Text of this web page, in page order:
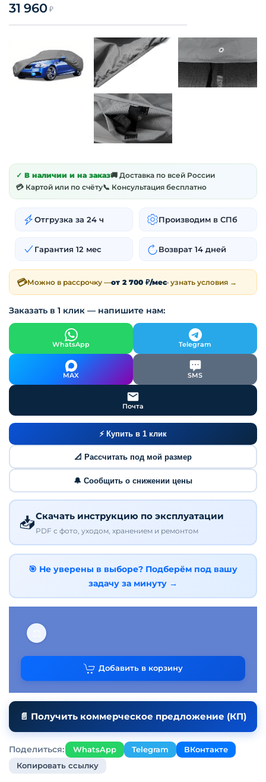
31 960 ₽
✓ В наличии и на заказ🚚 Доставка по всей России
💳 Картой или по счёту📞 Консультация бесплатно
Отгрузка за 24 ч Производим в СПб
Гарантия 12 мес Возврат 14 дней
💳Можно в рассрочку —от 2 700 ₽/мес· узнать условия →
Заказать в 1 клик — напишите нам:
WhatsApp Telegram
MAX SMS
Почта
⚡ Купить в 1 клик
📐 Рассчитать под мой размер
🔔 Сообщить о снижении цены
📥Скачать инструкцию по эксплуатации
PDF с фото, уходом, хранением и ремонтом
🎯 Не уверены в выборе? Подберём под вашу
задачу за минуту →
Добавить в корзину
📄 Получить коммерческое предложение (КП)
Поделиться: WhatsApp Telegram
ВКонтакте
Копировать ссылку